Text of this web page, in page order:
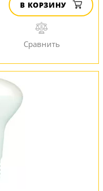
В КОРЗИНУ